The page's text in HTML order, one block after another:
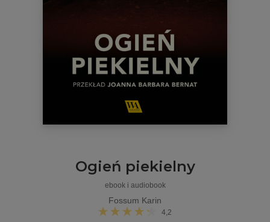
Ogień piekielny
ebook i audiobook
Fossum Karin
4,2